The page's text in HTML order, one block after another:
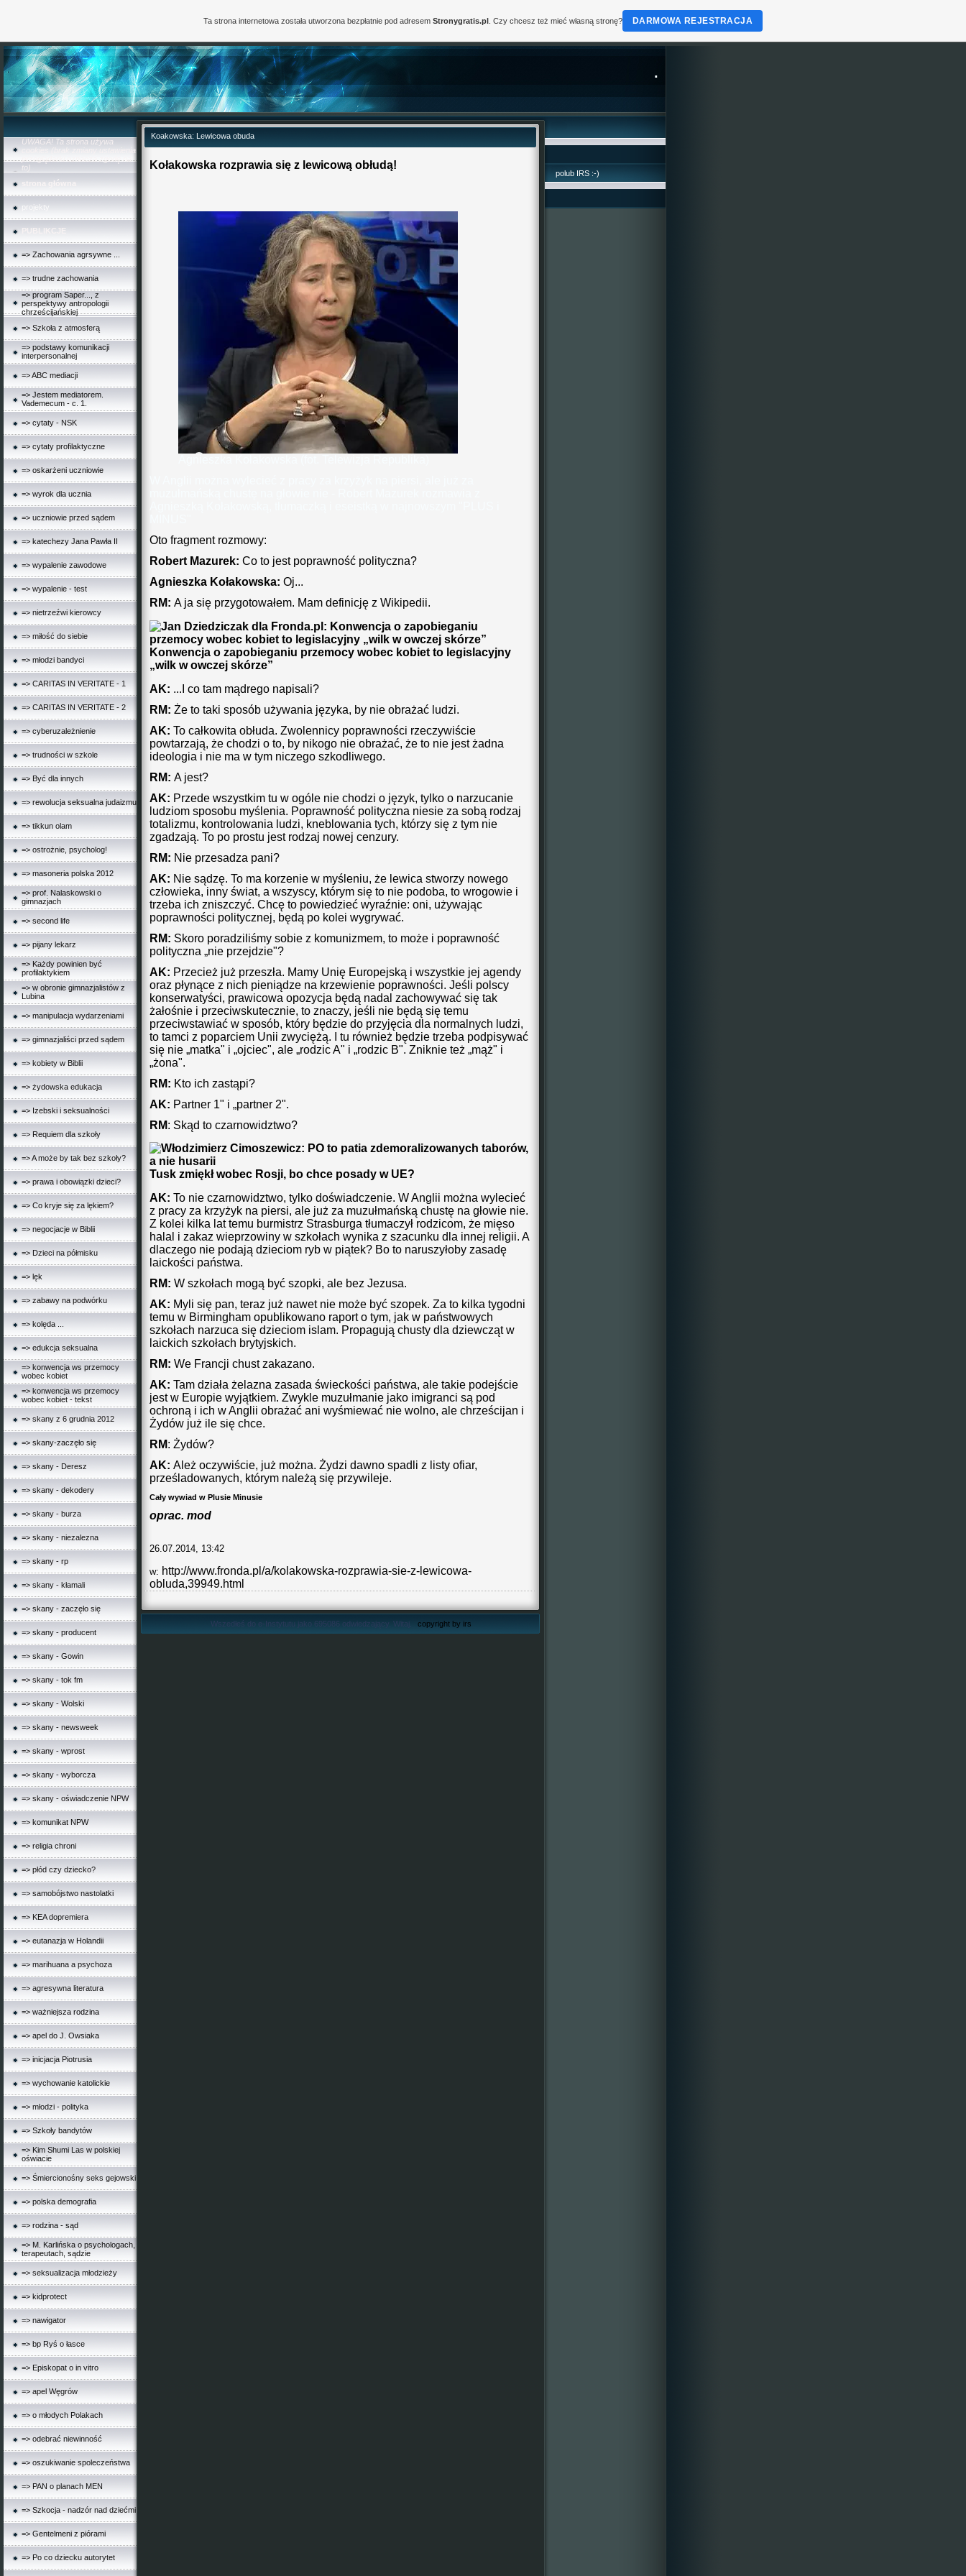
.
UWAGA! Ta strona używa
cookies (brak zmiany ustawienia
przeglądarki oznacza zgodę na
to)
strona główna
projekty
PUBLIKCJE
=> Zachowania agrsywne ...
=> trudne zachowania
=> program Saper..., z
perspektywy antropologii
chrześcijańskiej
=> Szkoła z atmosferą
=> podstawy komunikacji
interpersonalnej
=> ABC mediacji
=> Jestem mediatorem.
Vademecum - c. 1.
=> cytaty - NSK
=> cytaty profilaktyczne
=> oskarżeni uczniowie
=> wyrok dla ucznia
=> uczniowie przed sądem
=> katechezy Jana Pawła II
=> wypalenie zawodowe
=> wypalenie - test
=> nietrzeźwi kierowcy
=> miłość do siebie
=> młodzi bandyci
=> CARITAS IN VERITATE - 1
=> CARITAS IN VERITATE - 2
=> cyberuzależnienie
=> trudności w szkole
=> Być dla innych
=> rewolucja seksualna judaizmu
=> tikkun olam
=> ostrożnie, psycholog!
=> masoneria polska 2012
=> prof. Nalaskowski o
gimnazjach
=> second life
=> pijany lekarz
=> Każdy powinien być
profilaktykiem
=> w obronie gimnazjalistów z
Lubina
=> manipulacja wydarzeniami
=> gimnazjaliści przed sądem
=> kobiety w Biblii
=> żydowska edukacja
=> Izebski i seksualności
=> Requiem dla szkoły
=> A może by tak bez szkoły?
=> prawa i obowiązki dzieci?
=> Co kryje się za lękiem?
=> negocjacje w Biblii
=> Dzieci na półmisku
=> lęk
=> zabawy na podwórku
=> kolęda ...
=> edukcja seksualna
=> konwencja ws przemocy
wobec kobiet
=> konwencja ws przemocy
wobec kobiet - tekst
=> skany z 6 grudnia 2012
=> skany-zaczęło się
=> skany - Deresz
=> skany - dekodery
=> skany - burza
=> skany - niezalezna
=> skany - rp
=> skany - kłamali
=> skany - zaczęło się
=> skany - producent
=> skany - Gowin
=> skany - tok fm
=> skany - Wolski
=> skany - newsweek
=> skany - wprost
=> skany - wyborcza
=> skany - oświadczenie NPW
=> komunikat NPW
=> religia chroni
=> płód czy dziecko?
=> samobójstwo nastolatki
=> KEA dopremiera
=> eutanazja w Holandii
=> marihuana a psychoza
=> agresywna literatura
=> ważniejsza rodzina
=> apel do J. Owsiaka
=> inicjacja Piotrusia
=> wychowanie katolickie
=> młodzi - polityka
=> Szkoły bandytów
=> Kim Shumi Las w polskiej
oświacie
=> Śmiercionośny seks gejowski
=> polska demografia
=> rodzina - sąd
=> M. Karlińska o psychologach,
terapeutach, sądzie
=> seksualizacja młodzieży
=> kidprotect
=> nawigator
=> bp Ryś o łasce
=> Episkopat o in vitro
=> apel Węgrów
=> o młodych Polakach
=> odebrać niewinność
=> oszukiwanie spoleczeństwa
=> PAN o planach MEN
=> Szkocja - nadzór nad dziećmi
=> Gentelmeni z piórami
=> Po co dziecku autorytet
Koakowska: Lewicowa obuda
Kołakowska rozprawia się z lewicową obłudą!
Oto fragment rozmowy:
Robert Mazurek: Co to jest poprawność polityczna?
Agnieszka Kołakowska: Oj...
RM: A ja się przygotowałem. Mam definicję z Wikipedii.
Konwencja o zapobieganiu przemocy wobec kobiet to legislacyjny
„wilk w owczej skórze”
AK: ...I co tam mądrego napisali?
RM: Że to taki sposób używania języka, by nie obrażać ludzi.
AK: To całkowita obłuda. Zwolennicy poprawności rzeczywiście
powtarzają, że chodzi o to, by nikogo nie obrażać, że to nie jest żadna
ideologia i nie ma w tym niczego szkodliwego.
RM: A jest?
AK: Przede wszystkim tu w ogóle nie chodzi o język, tylko o narzucanie
ludziom sposobu myślenia. Poprawność polityczna niesie za sobą rodzaj
totalizmu, kontrolowania ludzi, kneblowania tych, którzy się z tym nie
zgadzają. To po prostu jest rodzaj nowej cenzury.
RM: Nie przesadza pani?
AK: Nie sądzę. To ma korzenie w myśleniu, że lewica stworzy nowego
człowieka, inny świat, a wszyscy, którym się to nie podoba, to wrogowie i
trzeba ich zniszczyć. Chcę to powiedzieć wyraźnie: oni, używając
poprawności politycznej, będą po kolei wygrywać.
RM: Skoro poradziliśmy sobie z komunizmem, to może i poprawność
polityczna „nie przejdzie"?
AK: Przecież już przeszła. Mamy Unię Europejską i wszystkie jej agendy
oraz płynące z nich pieniądze na krzewienie poprawności. Jeśli polscy
konserwatyści, prawicowa opozycja będą nadal zachowywać się tak
żałośnie i przeciwskutecznie, to znaczy, jeśli nie będą się temu
przeciwstawiać w sposób, który będzie do przyjęcia dla normalnych ludzi,
to tamci z poparciem Unii zwyciężą. I tu również będzie trzeba podpisywać
się nie „matka" i „ojciec", ale „rodzic A" i „rodzic B". Zniknie też „mąż" i
„żona".
RM: Kto ich zastąpi?
AK: Partner 1" i „partner 2".
RM: Skąd to czarnowidztwo?
Tusk zmiękł wobec Rosji, bo chce posady w UE?
AK: To nie czarnowidztwo, tylko doświadczenie. W Anglii można wylecieć
z pracy za krzyżyk na piersi, ale już za muzułmańską chustę na głowie nie.
Z kolei kilka lat temu burmistrz Strasburga tłumaczył rodzicom, że mięso
halal i zakaz wieprzowiny w szkołach wynika z szacunku dla innej religii. A
dlaczego nie podają dzieciom ryb w piątek? Bo to naruszyłoby zasadę
laickości państwa.
RM: W szkołach mogą być szopki, ale bez Jezusa.
AK: Myli się pan, teraz już nawet nie może być szopek. Za to kilka tygodni
temu w Birmingham opublikowano raport o tym, jak w państwowych
szkołach narzuca się dzieciom islam. Propagują chusty dla dziewcząt w
laickich szkołach brytyjskich.
RM: We Francji chust zakazano.
AK: Tam działa żelazna zasada świeckości państwa, ale takie podejście
jest w Europie wyjątkiem. Zwykle muzułmanie jako imigranci są pod
ochroną i ich w Anglii obrażać ani wyśmiewać nie wolno, ale chrześcijan i
Żydów już ile się chce.
RM: Żydów?
AK: Ależ oczywiście, już można. Żydzi dawno spadli z listy ofiar,
prześladowanych, którym należą się przywileje.
Cały wywiad w Plusie Minusie
oprac. mod
26.07.2014, 13:42
w: http://www.fronda.pl/a/kolakowska-rozprawia-sie-z-lewicowa-
obluda,39949.html
Wszedłeś do e-Instytutu jako 695086 odwiedzający. Witaj. copyright by irs
polub IRS :-)
Ta strona internetowa została utworzona bezpłatnie pod adresem Stronygratis.pl. Czy chcesz też mieć własną stronę? DARMOWA REJESTRACJA